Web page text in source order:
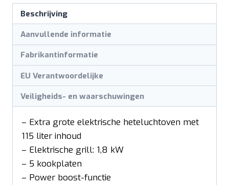
Beschrijving
Aanvullende informatie
Fabrikantinformatie
EU Verantwoordelijke
Veiligheids- en waarschuwingen
– Extra grote elektrische heteluchtoven met
115 liter inhoud
– Elektrische grill: 1,8 kW
– 5 kookplaten
– Power boost-functie